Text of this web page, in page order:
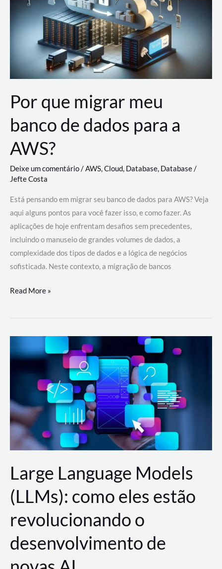
AWS
Por que migrar meu
banco de dados para a
AWS?
Deixe um comentário/AWS,Cloud, Database, Database/
Jefte Costa
Está pensando em migrar seu banco de dados para AWS? Veja
aqui alguns pontos para você fazer isso, e como fazer. As
aplicações de hoje enfrentam desafios sem precedentes,
incluindo o manuseio de grandes volumes de dados, a
complexidade dos tipos de dados e a lógica de negócios
sofisticada. Neste contexto, a migração de bancos
Por
migrar
de
a
AWS?
Read More »
Large Language Models
(LLMs): como eles estão
revolucionando o
desenvolvimento de